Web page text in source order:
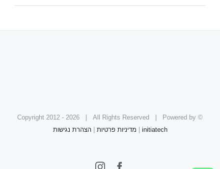
© Copyright 2012 -
2026 | All Rights Reserved | Powered by
initiatech
מדיניות פרטיות |הצהרת נגישות
Facebook
Instagram